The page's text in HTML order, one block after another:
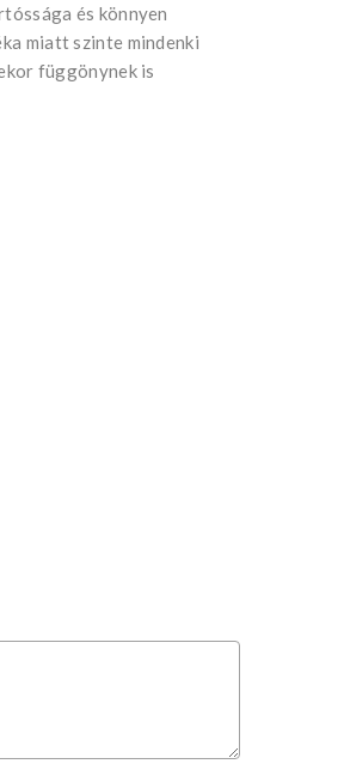
és könnyen
miatt szinte mindenki
függönynek is